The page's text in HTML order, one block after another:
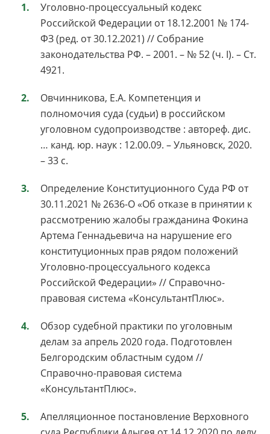
Уголовно-процессуальный кодекс
Российской Федерации от 18.12.2001 № 174-
ФЗ (ред. от 30.12.2021) // Собрание
законодательства РФ. – 2001. – № 52 (ч. I). – Ст.
4921.
Овчинникова, Е.А. Компетенция и
полномочия суда (судьи) в российском
уголовном судопроизводстве : автореф. дис.
… канд. юр. наук : 12.00.09. – Ульяновск, 2020.
– 33 с.
Определение Конституционного Суда РФ от
30.11.2021 № 2636-О «Об отказе в принятии к
рассмотрению жалобы гражданина Фокина
Артема Геннадьевича на нарушение его
конституционных прав рядом положений
Уголовно-процессуального кодекса
Российской Федерации» // Справочно-
правовая система «КонсультантПлюс».
Обзор судебной практики по уголовным
делам за апрель 2020 года. Подготовлен
Белгородским областным судом //
Справочно-правовая система
«КонсультантПлюс».
Апелляционное постановление Верховного